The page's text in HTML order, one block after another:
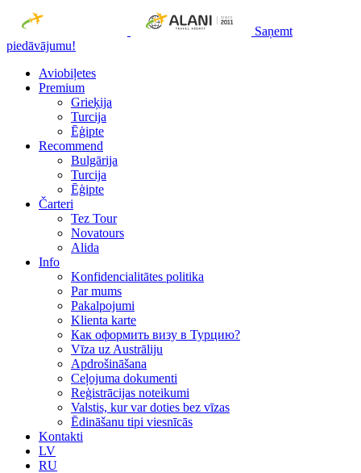
Saņemt
piedāvājumu!
Aviobiļetes
Premium
Grieķija
Turcija
Ēģipte
Recommend
Bulgārija
Turcija
Ēģipte
Čarteri
Tez Tour
Novatours
Alida
Info
Konfidencialitātes politika
Par mums
Рakalpojumi
Klienta karte
Как оформить визу в Турцию?
Vīza uz Austrāliju
Apdrošināšana
Ceļojuma dokumenti
Reģistrācijas noteikumi
Valstis, kur var doties bez vīzas
Ēdināšanu tipi viesnīcās
Kontakti
LV
RU